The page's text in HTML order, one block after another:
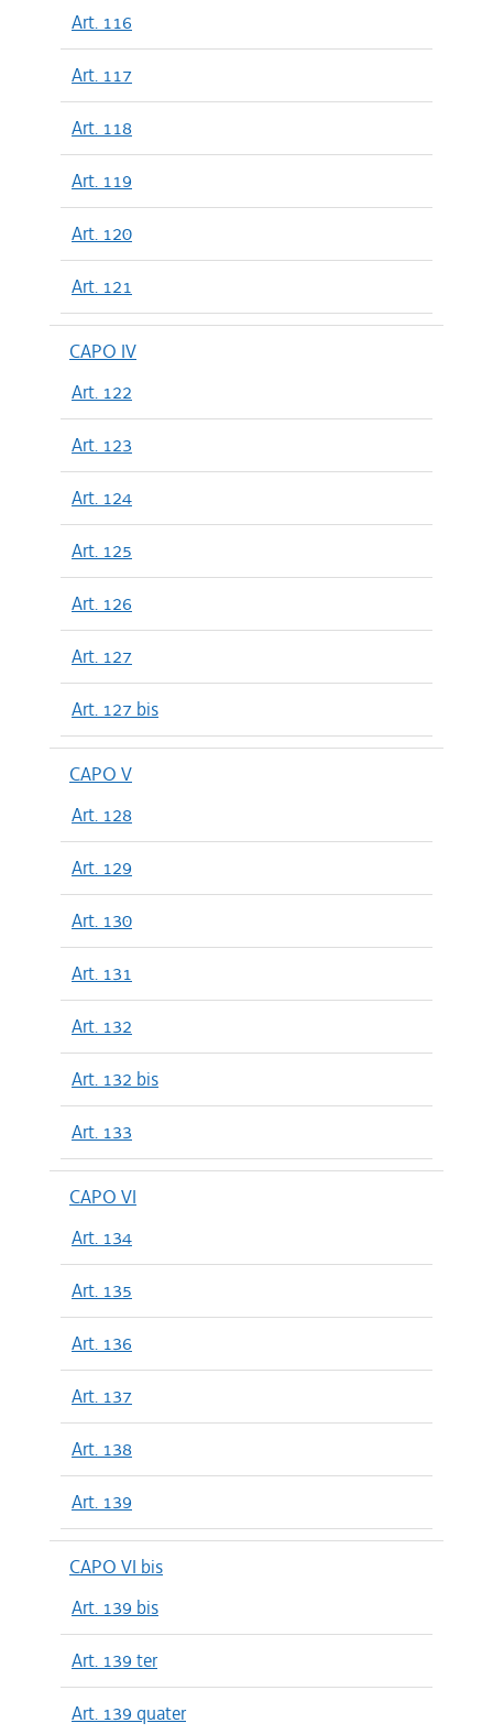
Art. 116
Art. 117
Art. 118
Art. 119
Art. 120
Art. 121
CAPO IV
Art. 122
Art. 123
Art. 124
Art. 125
Art. 126
Art. 127
Art. 127 bis
CAPO V
Art. 128
Art. 129
Art. 130
Art. 131
Art. 132
Art. 132 bis
Art. 133
CAPO VI
Art. 134
Art. 135
Art. 136
Art. 137
Art. 138
Art. 139
CAPO VI bis
Art. 139 bis
Art. 139 ter
Art. 139 quater